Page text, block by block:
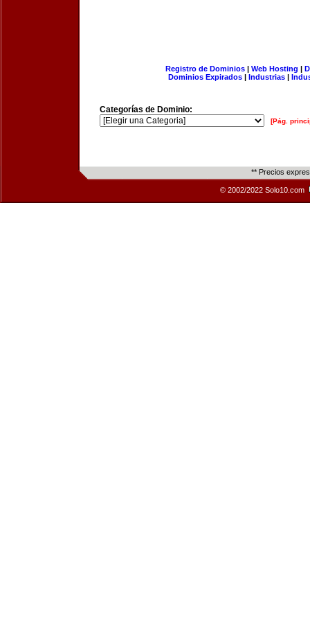
Registro de Dominios| Web Hosting |
Dominios Expirados | Industrias |
Categorías de Dominio:
[Pág.
** Precios
© 2002/2022 Solo10.com